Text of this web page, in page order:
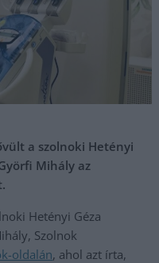
a szolnoki Hetényi
Mihály az
Hetényi Géza
Szolnok
oldalán, ahol azt írta,